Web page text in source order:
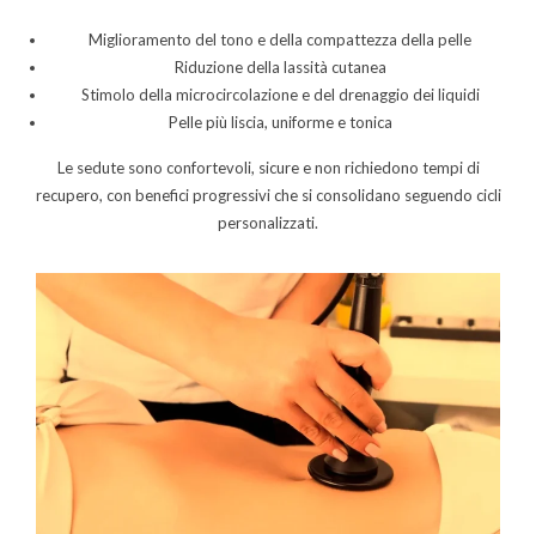
Miglioramento del tono e della compattezza della pelle
Riduzione della lassità cutanea
Stimolo della microcircolazione e del drenaggio dei liquidi
Pelle più liscia, uniforme e tonica
Le sedute sono confortevoli, sicure e non richiedono tempi di
recupero, con benefici progressivi che si consolidano seguendo cicli
personalizzati.